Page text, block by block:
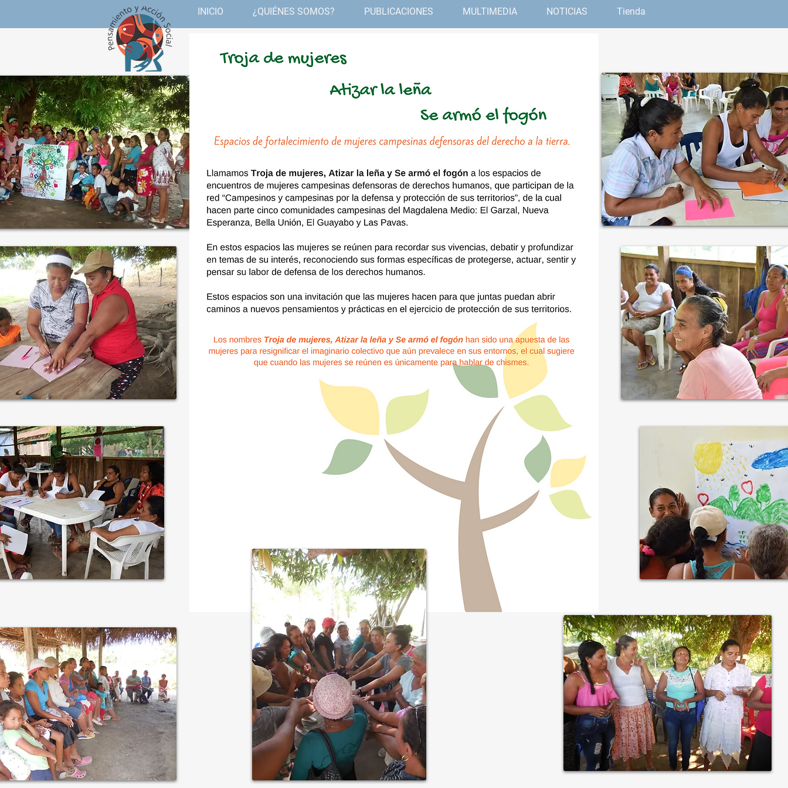
INICIO ¿QUIÉNES SOMOS? PUBLICACIONES MULTIMEDIA NOTICIAS Tienda